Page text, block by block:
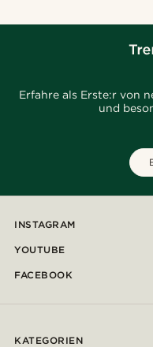
Erfahre als Erste:r von
und
INSTAGRAM
YOUTUBE
FACEBOOK
KATEGORIEN